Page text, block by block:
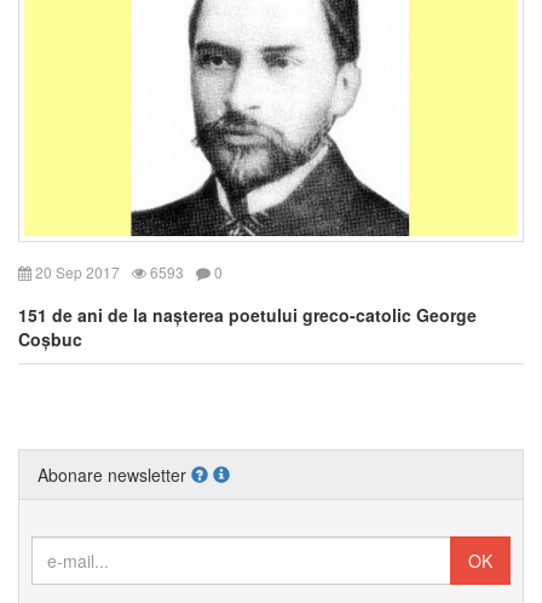
20 Sep 2017 6593 0
151 de ani de la nașterea poetului greco-catolic George
Coșbuc
Abonare newsletter